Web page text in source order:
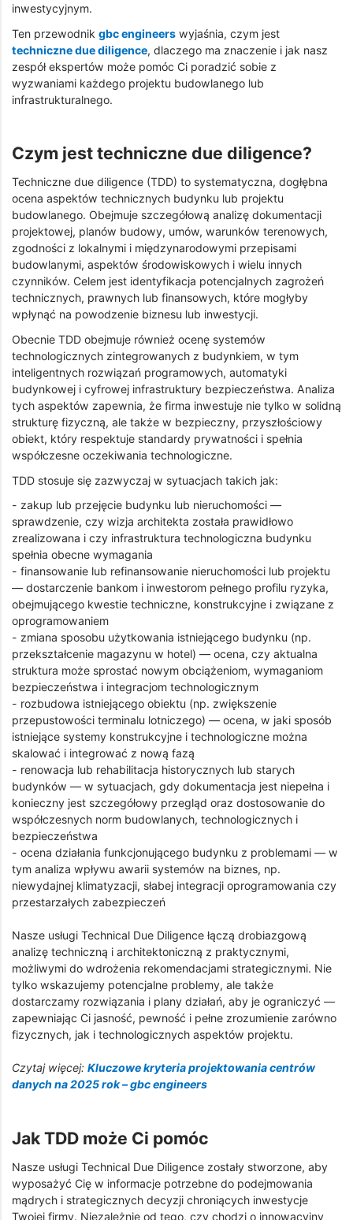
inwestycyjnym.
Ten przewodnik gbc engineers wyjaśnia, czym jest
techniczne due diligence, dlaczego ma znaczenie i jak nasz
zespół ekspertów może pomóc Ci poradzić sobie z
wyzwaniami każdego projektu budowlanego lub
infrastrukturalnego.
Czym jest techniczne due diligence?
Techniczne due diligence (TDD) to systematyczna, dogłębna
ocena aspektów technicznych budynku lub projektu
budowlanego. Obejmuje szczegółową analizę dokumentacji
projektowej, planów budowy, umów, warunków terenowych,
zgodności z lokalnymi i międzynarodowymi przepisami
budowlanymi, aspektów środowiskowych i wielu innych
czynników. Celem jest identyfikacja potencjalnych zagrożeń
technicznych, prawnych lub finansowych, które mogłyby
wpłynąć na powodzenie biznesu lub inwestycji.
Obecnie TDD obejmuje również ocenę systemów
technologicznych zintegrowanych z budynkiem, w tym
inteligentnych rozwiązań programowych, automatyki
budynkowej i cyfrowej infrastruktury bezpieczeństwa. Analiza
tych aspektów zapewnia, że firma inwestuje nie tylko w solidną
strukturę fizyczną, ale także w bezpieczny, przyszłościowy
obiekt, który respektuje standardy prywatności i spełnia
współczesne oczekiwania technologiczne.
TDD stosuje się zazwyczaj w sytuacjach takich jak:
- zakup lub przejęcie budynku lub nieruchomości —
sprawdzenie, czy wizja architekta została prawidłowo
zrealizowana i czy infrastruktura technologiczna budynku
spełnia obecne wymagania
- finansowanie lub refinansowanie nieruchomości lub projektu
— dostarczenie bankom i inwestorom pełnego profilu ryzyka,
obejmującego kwestie techniczne, konstrukcyjne i związane z
oprogramowaniem
- zmiana sposobu użytkowania istniejącego budynku (np.
przekształcenie magazynu w hotel) — ocena, czy aktualna
struktura może sprostać nowym obciążeniom, wymaganiom
bezpieczeństwa i integracjom technologicznym
- rozbudowa istniejącego obiektu (np. zwiększenie
przepustowości terminalu lotniczego) — ocena, w jaki sposób
istniejące systemy konstrukcyjne i technologiczne można
skalować i integrować z nową fazą
- renowacja lub rehabilitacja historycznych lub starych
budynków — w sytuacjach, gdy dokumentacja jest niepełna i
konieczny jest szczegółowy przegląd oraz dostosowanie do
współczesnych norm budowlanych, technologicznych i
bezpieczeństwa
- ocena działania funkcjonującego budynku z problemami — w
tym analiza wpływu awarii systemów na biznes, np.
niewydajnej klimatyzacji, słabej integracji oprogramowania czy
przestarzałych zabezpieczeń
Nasze usługi Technical Due Diligence łączą drobiazgową
analizę techniczną i architektoniczną z praktycznymi,
możliwymi do wdrożenia rekomendacjami strategicznymi. Nie
tylko wskazujemy potencjalne problemy, ale także
dostarczamy rozwiązania i plany działań, aby je ograniczyć —
zapewniając Ci jasność, pewność i pełne zrozumienie zarówno
fizycznych, jak i technologicznych aspektów projektu.
Czytaj więcej: Kluczowe kryteria projektowania centrów
danych na 2025 rok – gbc engineers
Jak TDD może Ci pomóc
Nasze usługi Technical Due Diligence zostały stworzone, aby
wyposażyć Cię w informacje potrzebne do podejmowania
mądrych i strategicznych decyzji chroniących inwestycje
Twojej firmy. Niezależnie od tego, czy chodzi o innowacyjny